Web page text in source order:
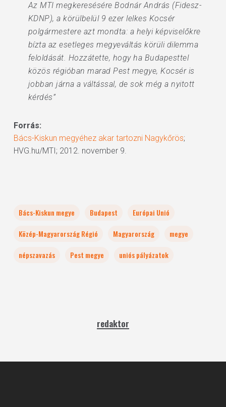
Az MTI megkeresésére Bodnár András (Fidesz-
KDNP), a körülbelül 9 ezer lelkes Kocsér
polgármestere azt mondta: a helyi képviselőkre
bízta az esetleges megyeváltás körüli dilemma
feloldását. Hozzátette, hogy ha Budapesttel
közös régióban marad Pest megye, Kocsér is
jobban járna a váltással, de sok még a nyitott
kérdés”
Forrás:
Bács-Kiskun megyéhez akar tartozni Nagykőrös;
HVG.hu/MTI; 2012. november 9.
Bács-Kiskun megye Budapest
Európai Unió
Közép-Magyarország Régió
Magyarország
megye
népszavazás
Pest megye uniós pályázatok
redaktor